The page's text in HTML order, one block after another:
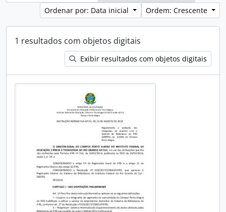
Ordenar por: Data inicial
Ordem: Crescente
1 resultados com objetos digitais
Exibir resultados com objetos digitais